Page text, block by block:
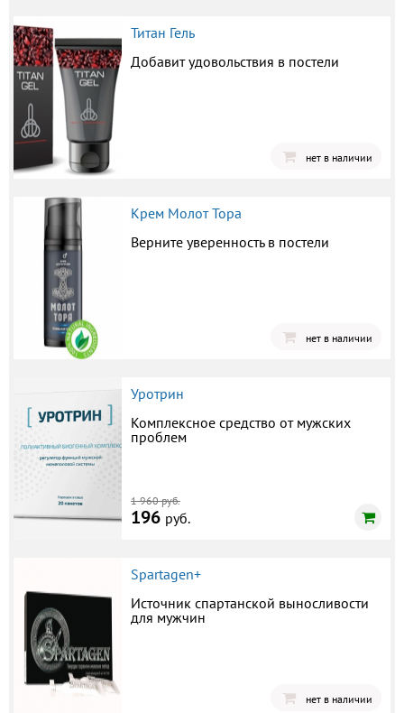
Титан Гель
Добавит удовольствия в постели
нет в наличии
Крем Молот Тора
Верните уверенность в постели
нет в наличии
Уротрин
Комплексное средство от мужских
проблем
1 960 руб.
196 руб.
Spartagen+
Источник спартанской выносливости
для мужчин
нет в наличии